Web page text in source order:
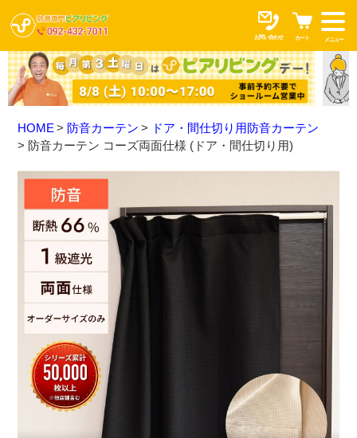
お問い合わせ カート メニュー
HOME 防音カーテン
ドア・間仕切り用防音カーテン
防音カーテン コーズ両面仕様 (ドア・間仕切り用)